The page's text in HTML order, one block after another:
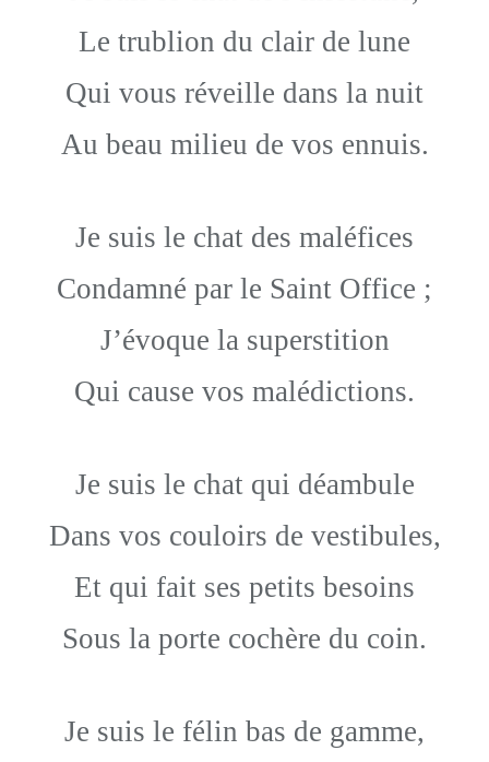
Le trublion du clair de lune
Qui vous réveille dans la nuit
Au beau milieu de vos ennuis.
Je suis le chat des maléfices
Condamné par le Saint Office ;
J’évoque la superstition
Qui cause vos malédictions.
Je suis le chat qui déambule
Dans vos couloirs de vestibules,
Et qui fait ses petits besoins
Sous la porte cochère du coin.
Je suis le félin bas de gamme,